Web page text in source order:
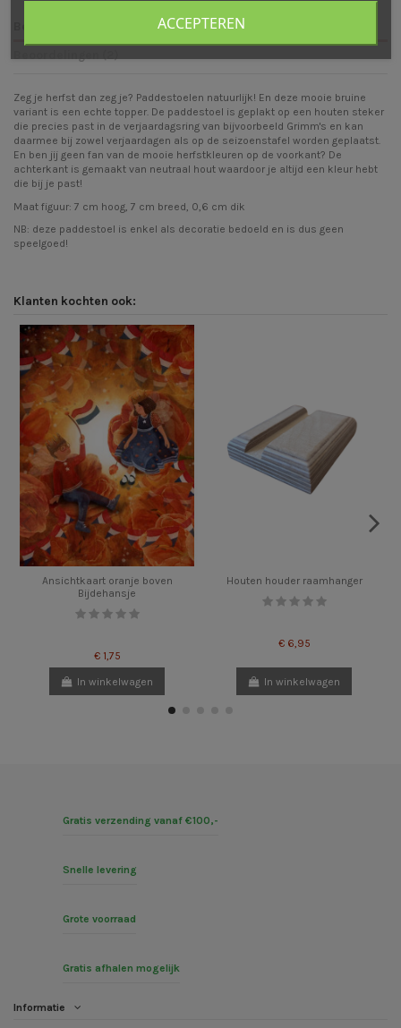
Zeg je herfst dan zeg je? Paddestoelen natuurlijk! En deze mooie bruine
variant is een echte topper. De paddestoel is geplakt op een houten steker
die precies past in de verjaardagsring van bijvoorbeeld Grimm's en kan
daarmee bij zowel verjaardagen als op de seizoenstafel worden geplaatst.
En ben jij geen fan van de mooie herfstkleuren op de voorkant? De
achterkant is gemaakt van neutraal hout waardoor je altijd een kleur hebt
die bij je past!
Maat figuur: 7 cm hoog, 7 cm breed, 0,6 cm dik
NB: deze paddestoel is enkel als decoratie bedoeld en is dus geen
speelgoed!
Klanten kochten ook:
Ansichtkaart oranje boven
Bijdehansje
€ 1,75
In winkelwagen
Houten houder raamhanger
€ 6,95
In winkelwagen
Gratis verzending vanaf €100,-
Snelle levering
Grote voorraad
Gratis afhalen mogelijk
Informatie
ACCEPTEREN